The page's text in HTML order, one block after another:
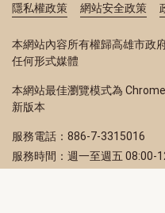
隱私權政策 網站安全政策
本網站內容所有權歸高雄市政
任何形式媒體
本網站最佳瀏覽模式為
新版本
服務電話：886-7-3315016
服務時間：週一至週五 08:00-